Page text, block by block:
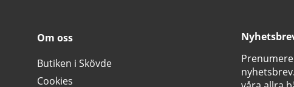
Om oss
Butiken i Skövde
Cookies